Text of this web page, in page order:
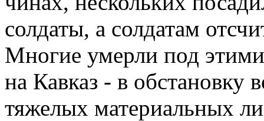
солдаты, а солдатам
Многие умерли под
на Кавказ - в обстановку
тяжелых материальных